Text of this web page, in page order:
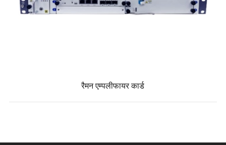
रैमन एम्पलीफायर कार्ड